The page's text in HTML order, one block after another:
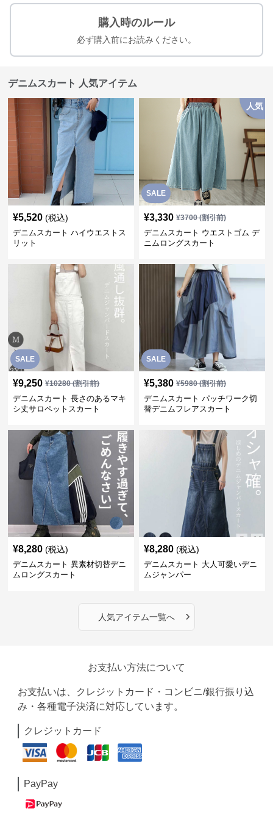
購入時のルール
必ず購入前にお読みください。
デニムスカート 人気アイテム
¥5,520 (税込)
デニムスカート ハイウエストス
リット
SALE
人気
¥3,330 ¥3700(割引前)
デニムスカート ウエストゴム デ
ニムロングスカート
SALE
¥9,250 ¥10280(割引前)
デニムスカート 長さのあるマキ
シ丈サロペットスカート
SALE
¥5,380 ¥5980(割引前)
デニムスカート パッチワーク切
替デニムフレアスカート
¥8,280 (税込)
デニムスカート 異素材切替デニ
ムロングスカート
¥8,280 (税込)
デニムスカート 大人可愛いデニ
ムジャンパー
人気アイテム一覧へ ›
お支払い方法について
お支払いは、クレジットカード・コンビニ/銀行振り込
み・各種電子決済に対応しています。
クレジットカード
PayPay